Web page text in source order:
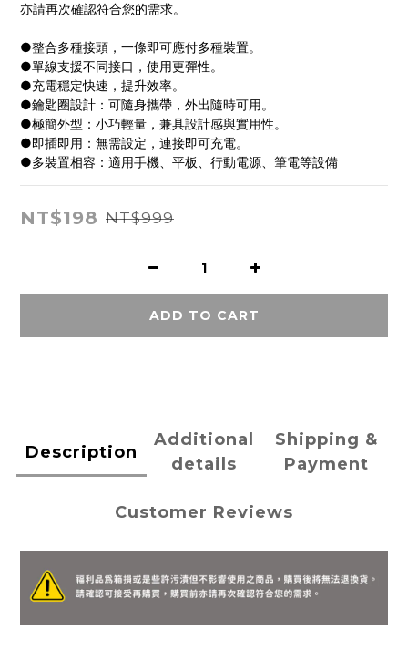
亦請再次確認符合您的需求。
●整合多種接頭，一條即可應付多種裝置。
●單線支援不同接口，使用更彈性。
●充電穩定快速，提升效率。
●鑰匙圈設計：可隨身攜帶，外出隨時可用。
●極簡外型：小巧輕量，兼具設計感與實用性。
●即插即用：無需設定，連接即可充電。
●多裝置相容：適用手機、平板、行動電源、筆電等設備
NT$198 NT$999
ADD TO CART
Description
Additional
details
Shipping &
Payment
Customer Reviews